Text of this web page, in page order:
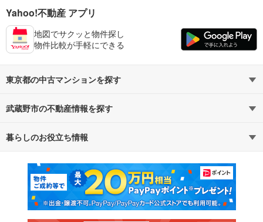
Yahoo!不動産 アプリ
地図でサクッと物件探し
物件比較が手軽にできる
東京都の中古マンションを探す
路線・駅から探す
通勤・通学時間から探す
武蔵野市の不動産情報を探す
不動産・住宅
新築マンション 中古マンション
新築一戸建て 中古一戸建て
暮らしのお役立ち情報
マンションカタログ 教えて！住まいの先生